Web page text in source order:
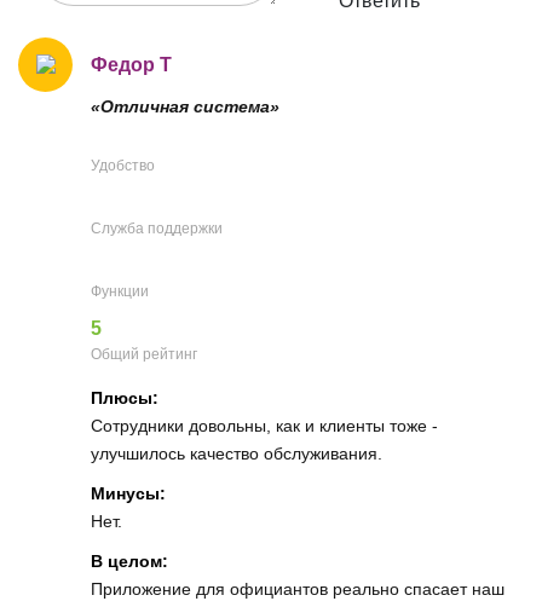
Федор Т
«Отличная система»
Удобство
Служба поддержки
Функции
5
Общий рейтинг
Плюсы:
Сотрудники довольны, как и клиенты тоже -
улучшилось качество обслуживания.
Минусы:
Нет.
В целом:
Приложение для официантов реально спасает наш